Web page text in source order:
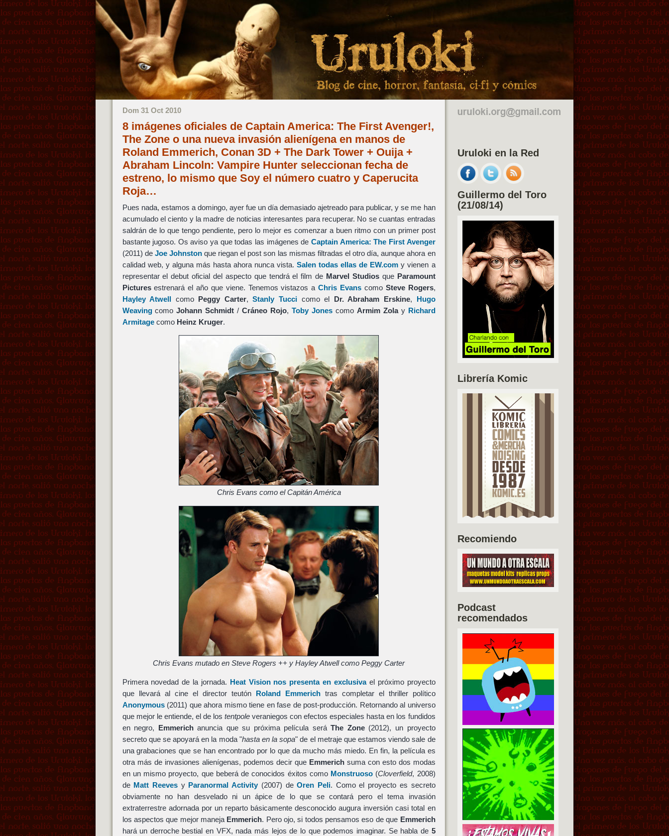
Dom 31 Oct 2010
8 imágenes oficiales de Captain America: The First Avenger!,
The Zone o una nueva invasión alienígena en manos de
Roland Emmerich, Conan 3D + The Dark Tower + Ouija +
Abraham Lincoln: Vampire Hunter seleccionan fecha de
estreno, lo mismo que Soy el número cuatro y Caperucita
Roja…
Pues nada, estamos a domingo, ayer fue un día demasiado ajetreado para publicar, y se me han
acumulado el ciento y la madre de noticias interesantes para recuperar. No se cuantas entradas
saldrán de lo que tengo pendiente, pero lo mejor es comenzar a buen ritmo con un primer post
bastante jugoso. Os aviso ya que todas las imágenes de Captain America: The First Avenger
(2011) de Joe Johnstonque riegan el post son las mismas filtradas el otro día, aunque ahora en
calidad web, y alguna más hasta ahora nunca vista.Salen todas ellas de EW.com y vienen a
representar el debut oficial del aspecto que tendrá el film de Marvel Studiosque Paramount
Picturesestrenará el año que viene. Tenemos vistazos aChris Evans como Steve Rogers,
Hayley Atwell como Peggy Carter,Stanly Tucci como el Dr. Abraham Erskine, Hugo
WeavingcomoJohann Schmidt /Cráneo Rojo,Toby Jones como Armim Zolay Richard
Armitagecomo Heinz Kruger.
Chris Evans como el Capitán América
Chris Evans mutado en Steve Rogers ++ y Hayley Atwell como Peggy Carter
Primera novedad de la jornada. Heat Vision nos presenta en exclusivael próximo proyecto
que llevará al cine el director teutón Roland Emmerichtras completar el thriller político
Anonymous(2011) que ahora mismo tiene en fase de post-producción. Retornando al universo
que mejor le entiende, el de los tentpole veraniegos con efectos especiales hasta en los fundidos
en negro, Emmerichanuncia que su próxima película seráThe Zone(2012), un proyecto
secreto que se apoyará en la moda "hasta en la sopa" de el metraje que estamos viendo sale de
una grabaciones que se han encontrado por lo que da mucho más miedo. En fin, la película es
otra más de invasiones alienígenas, podemos decir que Emmerichsuma con esto dos modas
en un mismo proyecto, que beberá de conocidos éxitos como Monstruoso (Cloverfield, 2008)
de Matt Reevesy Paranormal Activity (2007) deOren Peli. Como el proyecto es secreto
obviamente no han desvelado ni un ápice de lo que se contará pero el tema invasión
extraterrestre adornada por un reparto básicamente desconocido augura inversión casi total en
los aspectos que mejor maneja Emmerich. Pero ojo, si todos pensamos eso de que Emmerich
hará un derroche bestial en VFX, nada más lejos de lo que podemos imaginar. Se habla de 5
Uruloki en la Red
Guillermo del Toro
(21/08/14)
Librería Komic
Recomiendo
Podcast
recomendados